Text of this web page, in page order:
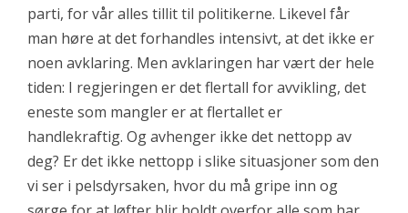
parti, for vår alles tillit til politikerne. Likevel får
man høre at det forhandles intensivt, at det ikke er
noen avklaring. Men avklaringen har vært der hele
tiden: I regjeringen er det flertall for avvikling, det
eneste som mangler er at flertallet er
handlekraftig. Og avhenger ikke det nettopp av
deg? Er det ikke nettopp i slike situasjoner som den
vi ser i pelsdyrsaken, hvor du må gripe inn og